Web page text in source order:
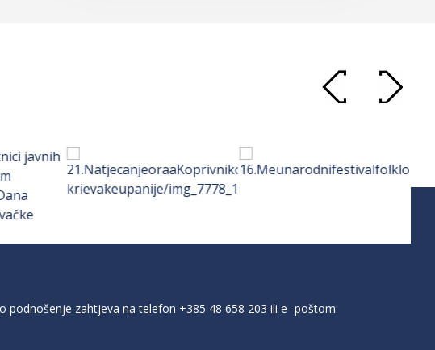
podnošenje zahtjeva na telefon +385 48 658 203 ili e- poštom: